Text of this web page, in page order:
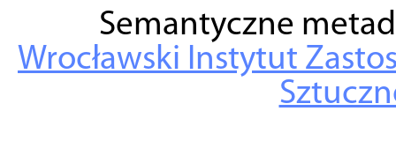
Semantyczne
Wrocławski Instytut